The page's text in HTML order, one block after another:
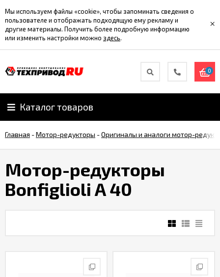
Мы используем файлы «cookie», чтобы запоминать сведения о
пользователе и отображать подходящую ему рекламу и
другие материалы. Получить более подробную информацию
или изменить настройки можно здесь.
×
0
Каталог товаров
Главная -Мотор-редукторы -Оригиналы и аналоги мотор-
Мотор-редукторы
Bonfiglioli A 40